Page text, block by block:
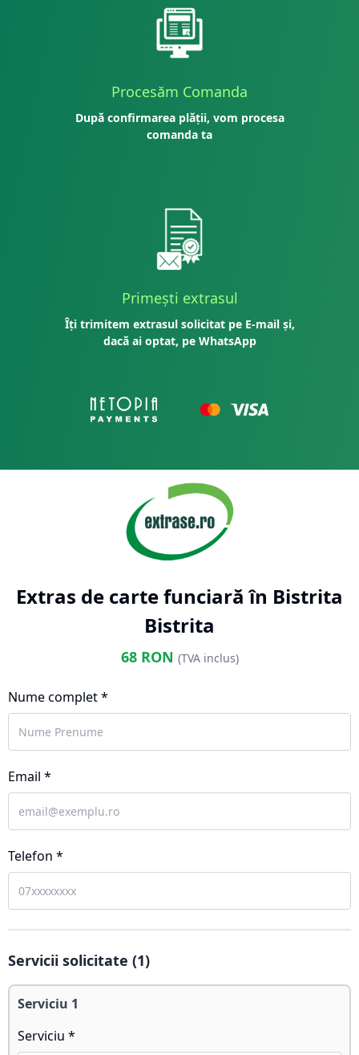
Procesăm Comanda
După confirmarea plății, vom procesa
comanda ta
Primești extrasul
Îți trimitem extrasul solicitat pe E-mail și,
dacă ai optat, pe WhatsApp
Extras de carte funciară în Bistrita
Bistrita
68RON (TVA inclus)
Nume complet *
Email *
Telefon *
Servicii solicitate (1)
Serviciu 1
Serviciu *